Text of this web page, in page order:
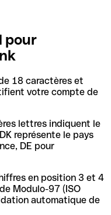
pour
18 caractères et
votre compte de
lettres indiquent le
représente le pays
DE pour
en position 3 et 4
Modulo-97 (ISO
automatique de